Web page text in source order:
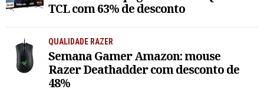
TCL com 63% de desconto
QUALIDADE RAZER
Semana Gamer Amazon: mouse
Razer Deathadder com desconto de
48%